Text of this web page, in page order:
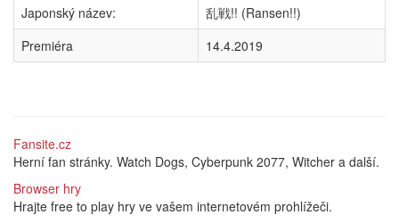
Japonský název:
乱戦!! (Ransen!!)
Premiéra
14.4.2019
Fansite.cz
Herní fan stránky. Watch Dogs, Cyberpunk 2077, Witcher a další.
Browser hry
Hrajte free to play hry ve vašem internetovém prohlížeči.